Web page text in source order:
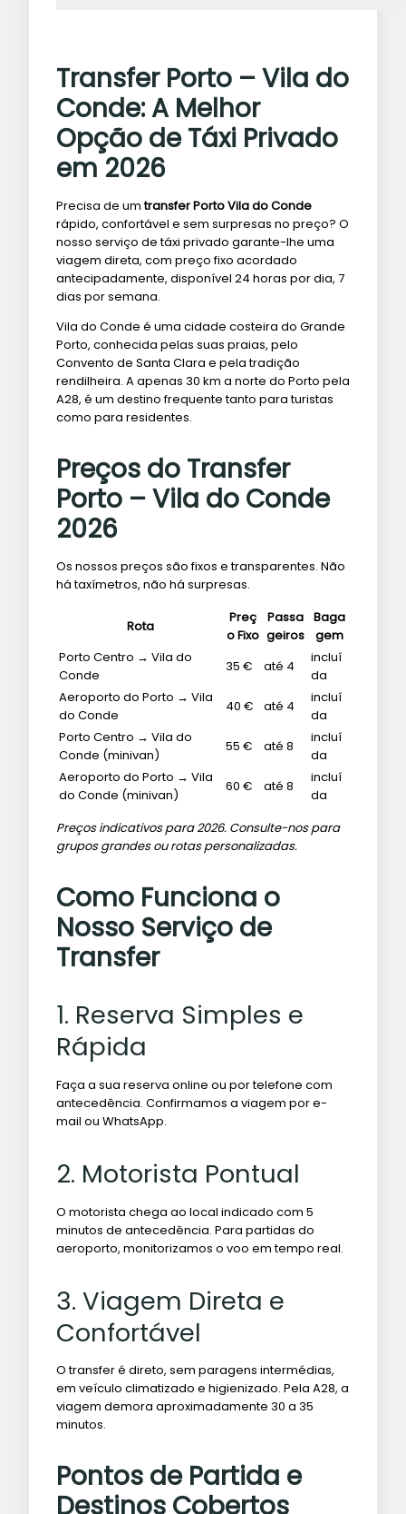
Transfer Porto – Vila do
Conde: A Melhor
Opção de Táxi Privado
em 2026
Precisa de umtransfer Porto Vila do Conde
rápido, confortável e sem surpresas no preço? O
nosso serviço de táxi privado garante-lhe uma
viagem direta, com preço fixo acordado
antecipadamente, disponível 24 horas por dia, 7
dias por semana.
Vila do Conde é uma cidade costeira do Grande
Porto, conhecida pelas suas praias, pelo
Convento de Santa Clara e pela tradição
rendilheira. A apenas 30 km a norte do Porto pela
A28, é um destino frequente tanto para turistas
como para residentes.
Preços do Transfer
Porto – Vila do Conde
2026
Os nossos preços são fixos e transparentes. Não
há taxímetros, não há surpresas.
Rota
Preç
o Fixo
Passa
geiros
Baga
gem
Porto Centro → Vila do
Conde
35 € até 4
incluí
da
Aeroporto do Porto → Vila
do Conde
40 € até 4
incluí
da
Porto Centro → Vila do
Conde (minivan)
55 € até 8
incluí
da
Aeroporto do Porto → Vila
do Conde (minivan)
60 € até 8
incluí
da
Preços indicativos para 2026. Consulte-nos para
grupos grandes ou rotas personalizadas.
Como Funciona o
Nosso Serviço de
Transfer
1. Reserva Simples e
Rápida
Faça a sua reserva online ou por telefone com
antecedência. Confirmamos a viagem por e-
mail ou WhatsApp.
2. Motorista Pontual
O motorista chega ao local indicado com 5
minutos de antecedência. Para partidas do
aeroporto, monitorizamos o voo em tempo real.
3. Viagem Direta e
Confortável
O transfer é direto, sem paragens intermédias,
em veículo climatizado e higienizado. Pela A28, a
viagem demora aproximadamente 30 a 35
minutos.
Pontos de Partida e
Destinos Cobertos